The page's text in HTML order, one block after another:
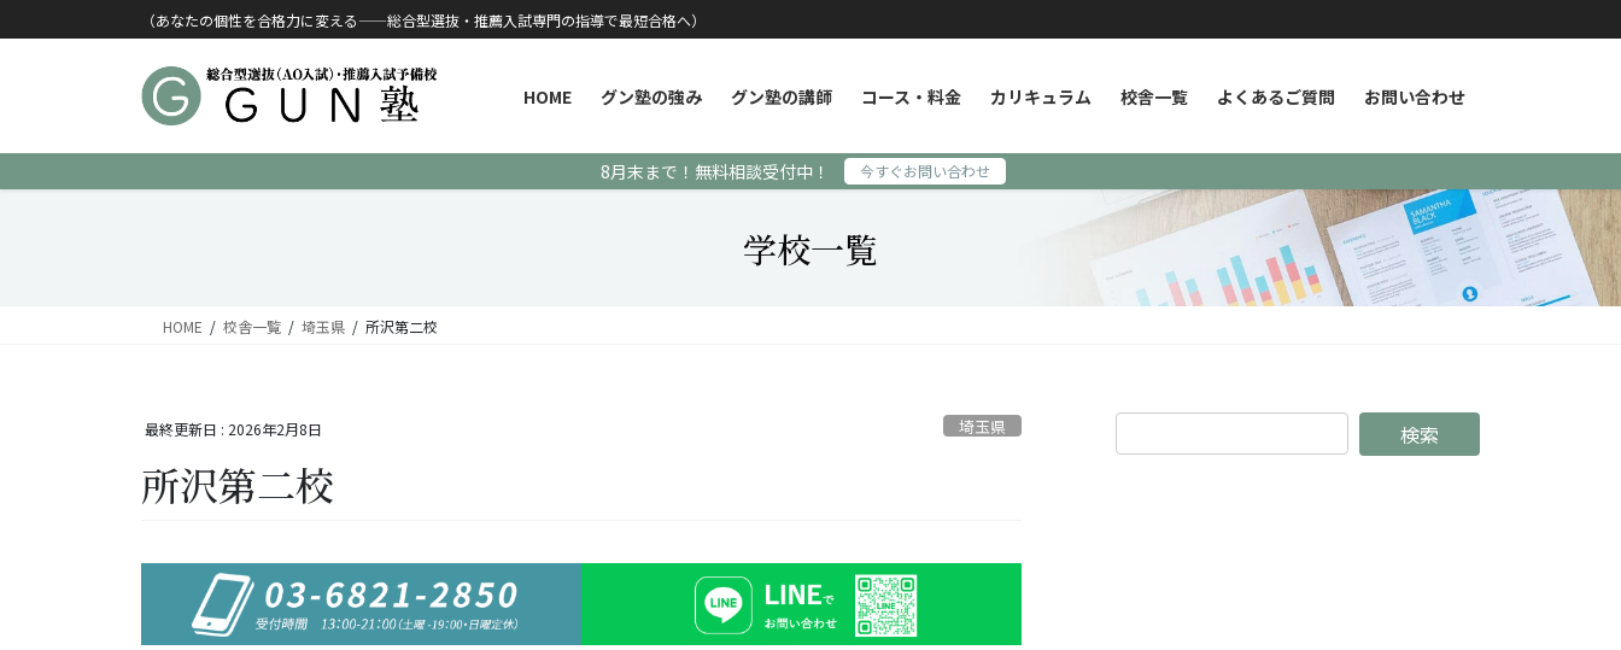
コンテンツに移動
ナビゲーションに移動（あなたの個性を合格力に変える——総合型選抜・推薦入試専門の指導で最短合格へ）
HOME グン塾の強み グン塾の講師 コース・料金 カリキュラム 校舎一覧 よくあるご質問 お問い合わせ
8月末まで！無料相談受付中！ 今すぐお問い合わせ
学校一覧
HOME 校舎一覧 埼玉県 所沢第二校
最終更新日 : 2026年2月8日 埼玉県
所沢第二校